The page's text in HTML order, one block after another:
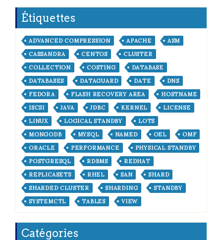
Étiquettes
ADVANCED COMPRESSION APACHE
ASM
CASSANDRA
CENTOS
CLUSTER
COLLECTION
COSTING
DATABASE
DATABASES
DATAGUARD DATE
DNS
FEDORA
FLASH RECOVERY AREA
HOSTNAME
ISCSI
JAVA JDBC KERNEL
LICENSE
LINUX
LOGICAL STANDBY
LOTS
MONGODB
MYSQL NAMED OEL
OMF
ORACLE
PERFORMANCE
PHYSICAL STANDBY
POSTGRESQL
RDBMS
REDHAT
REPLICASETS
RHEL SAN
SHARD
SHARDED CLUSTER
SHARDING
STANDBY
SYSTEMCTL
TABLES VIEW
Catégories